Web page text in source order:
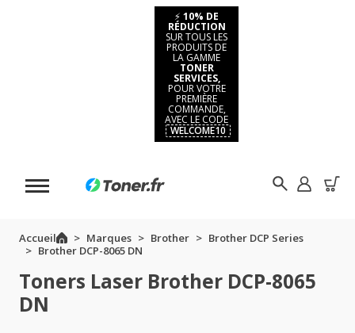
⚡ 10% DE
RÉDUCTION
SUR TOUS LES
PRODUITS DE
LA GAMME
TONER
SERVICES,
POUR VOTRE
PREMIÈRE
COMMANDE,
AVEC LE CODE
WELCOME10
Accueil Marques Brother
Brother DCP Series
Brother DCP-8065 DN
Toners Laser Brother DCP-8065
DN